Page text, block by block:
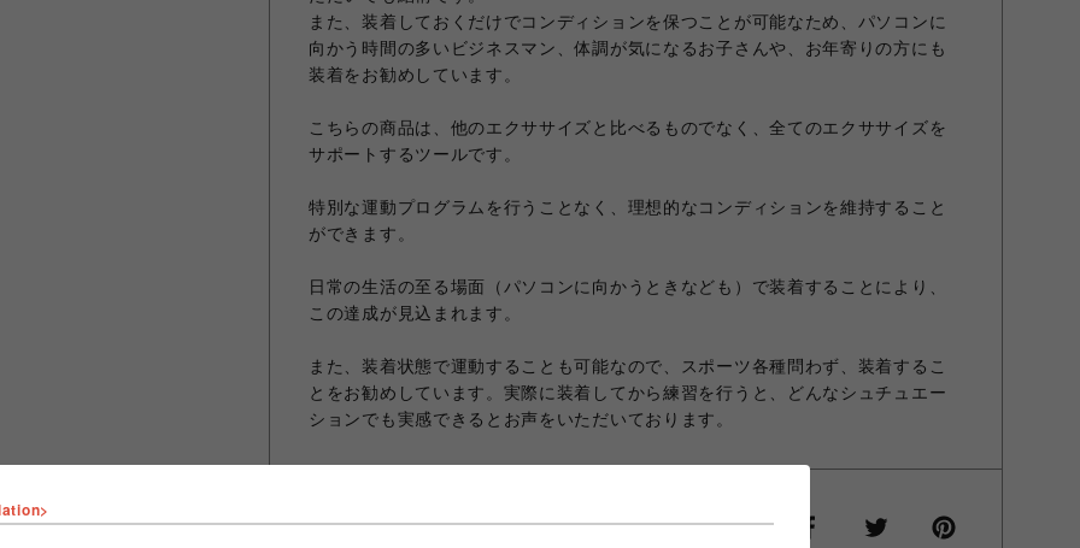
また、装着しておくだけでコンディションを保つことが可能なため、パソコンに
向かう時間の多いビジネスマン、体調が気になるお子さんや、お年寄りの方にも
装着をお勧めしています。
こちらの商品は、他のエクササイズと比べるものでなく、全てのエクササイズを
サポートするツールです。
特別な運動プログラムを行うことなく、理想的なコンディションを維持すること
ができます。
日常の生活の至る場面（パソコンに向かうときなども）で装着することにより、
この達成が見込まれます。
また、装着状態で運動することも可能なので、スポーツ各種問わず、装着するこ
とをお勧めしています。実際に装着してから練習を行うと、どんなシュチュエー
ションでも実感できるとお声をいただいております。
シェアする